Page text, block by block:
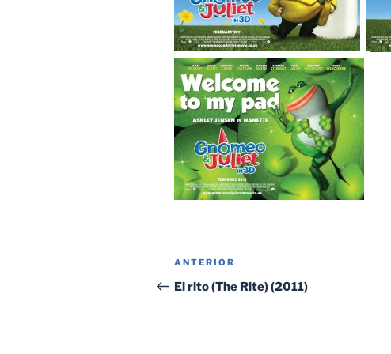
Navegación
de
Entrada
anterior:
ANTERIOR
El rito (The Rite) (2011)